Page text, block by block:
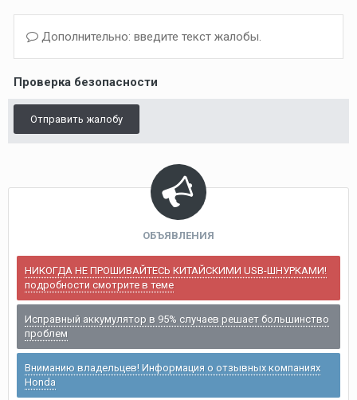
Дополнительно: введите текст жалобы.
Проверка безопасности
Отправить жалобу
ОБЪЯВЛЕНИЯ
НИКОГДА НЕ ПРОШИВАЙТЕСЬ КИТАЙСКИМИ USB-ШНУРКАМИ!
подробности смотрите в теме
Исправный аккумулятор в 95% случаев решает большинство
проблем
Вниманию владельцев! Информация о отзывных компаниях
Honda